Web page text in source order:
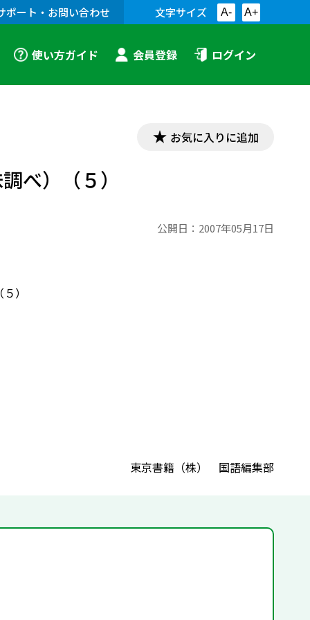
ポート・お問い合わせ 文字サイズ A- A+
使い方ガイド 会員登録 ログイン
お気に入りに追加
べ）（５）
公開日： 2007年05月17日
）
東京書籍（株） 国語編集部